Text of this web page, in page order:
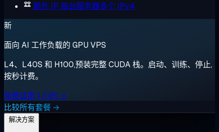
额外 IP 每台服务器多个 IPv4
新
面向 AI 工作负载的 GPU VPS
L4、L40S 和 H100,预装完整 CUDA 栈。启动、训练、停止,
按秒计费。
免费试用 1 小时 →
比较所有套餐 →